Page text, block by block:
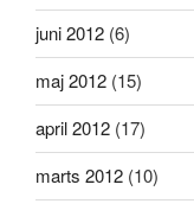
juni 2012 (6)
maj 2012 (15)
april 2012 (17)
marts 2012 (10)